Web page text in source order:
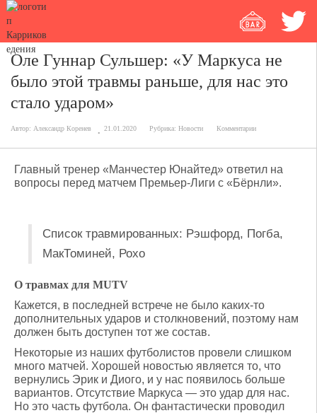
Оле Гуннар Сульшер: «У Маркуса не
было этой травмы раньше, для нас это
стало ударом»
Автор: Александр Коренев 21.01.2020 Рубрика: Новости Комментарии
Главный тренер «Манчестер Юнайтед» ответил на
вопросы перед матчем Премьер-Лиги с «Бёрнли».
Список травмированных: Рэшфорд, Погба,
МакТоминей, Рохо
О травмах для MUTV
Кажется, в последней встрече не было каких-то
дополнительных ударов и столкновений, поэтому нам
должен быть доступен тот же состав.
Некоторые из наших футболистов провели слишком
много матчей. Хорошей новостью является то, что
вернулись Эрик и Диого, и у нас появилось больше
вариантов. Отсутствие Маркуса — это удар для нас.
Но это часть футбола. Он фантастически проводил